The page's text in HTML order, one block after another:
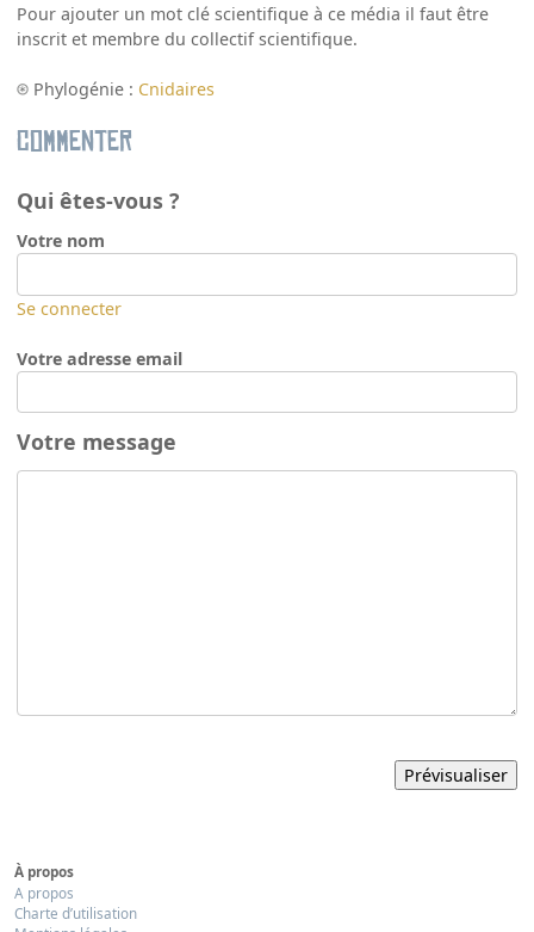
Pour ajouter un mot clé scientifique à ce média il faut être
inscrit et membre du collectif scientifique.
Phylogénie : Cnidaires
Commenter
Qui êtes-vous ?
Votre nom
Se connecter
Votre adresse email
Votre message
À propos
A propos
Charte d’utilisation